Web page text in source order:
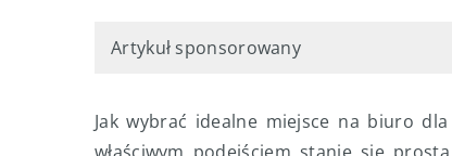
Artykuł sponsorowany
Jak wybrać idealne miejsce na biuro